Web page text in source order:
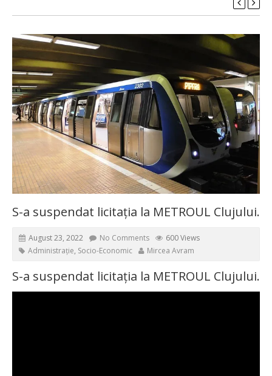
S-a suspendat licitația la METROUL Clujului.
August 23, 2022 No Comments
600 Views
Administrație, Socio-Economic Mircea Avram
S-a suspendat licitația la METROUL Clujului.